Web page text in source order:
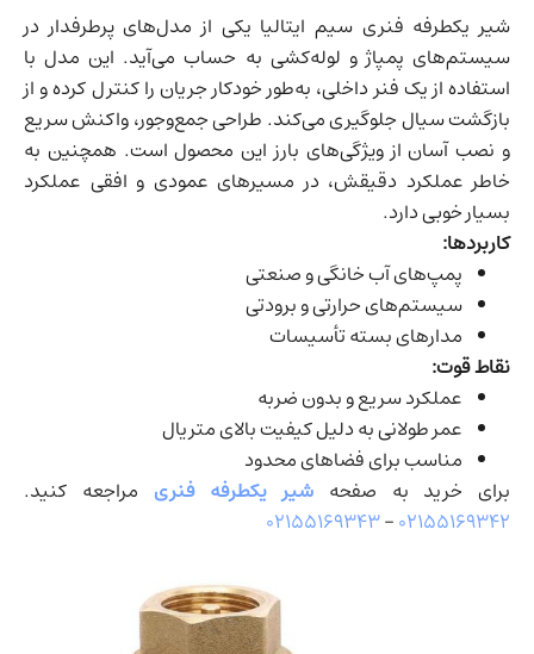
شیر یکطرفه فنری سیم ایتالیا یکی از مدل‌های پرطرفدار در
سیستم‌های پمپاژ و لوله‌کشی به حساب می‌آید. این مدل با
استفاده از یک فنر داخلی، به‌طور خودکار جریان را کنترل کرده و از
بازگشت سیال جلوگیری می‌کند. طراحی جمع‌وجور، واکنش سریع
و نصب آسان از ویژگی‌های بارز این محصول است. همچنین به
خاطر عملکرد دقیقش، در مسیرهای عمودی و افقی عملکرد
بسیار خوبی دارد.
کاربردها:
پمپ‌های آب خانگی و صنعتی
سیستم‌های حرارتی و برودتی
مدارهای بسته تأسیسات
نقاط قوت:
عملکرد سریع و بدون ضربه
عمر طولانی به دلیل کیفیت بالای متریال
مناسب برای فضاهای محدود
برای خرید به صفحه شیر یکطرفه فنری مراجعه کنید.
۰۲۱۵۵۱۶۹۳۴۲–۰۲۱۵۵۱۶۹۳۴۳